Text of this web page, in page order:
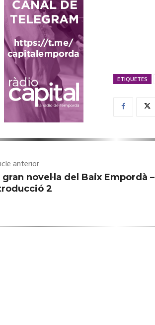
ETIQUETES
anterior
gran novel·la del Baix Empordà –
2